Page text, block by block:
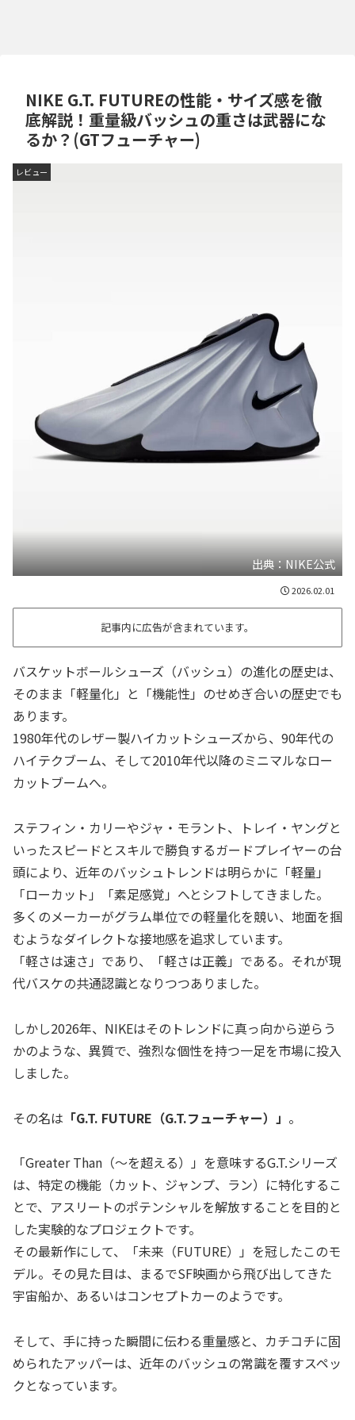
NIKE G.T. FUTUREの性能・サイズ感を徹
底解説！重量級バッシュの重さは武器にな
るか？(GTフューチャー)
レビュー
出典：NIKE公式
2026.02.01
記事内に広告が含まれています。
バスケットボールシューズ（バッシュ）の進化の歴史は、
そのまま「軽量化」と「機能性」のせめぎ合いの歴史でも
あります。
1980年代のレザー製ハイカットシューズから、90年代の
ハイテクブーム、そして2010年代以降のミニマルなロー
カットブームへ。
ステフィン・カリーやジャ・モラント、トレイ・ヤングと
いったスピードとスキルで勝負するガードプレイヤーの台
頭により、近年のバッシュトレンドは明らかに「軽量」
「ローカット」「素足感覚」へとシフトしてきました。
多くのメーカーがグラム単位での軽量化を競い、地面を掴
むようなダイレクトな接地感を追求しています。
「軽さは速さ」であり、「軽さは正義」である。それが現
代バスケの共通認識となりつつありました。
しかし2026年、NIKEはそのトレンドに真っ向から逆らう
かのような、異質で、強烈な個性を持つ一足を市場に投入
しました。
その名は 「G.T. FUTURE（G.T.フューチャー）」 。
「Greater Than（～を超える）」を意味するG.T.シリーズ
は、特定の機能（カット、ジャンプ、ラン）に特化するこ
とで、アスリートのポテンシャルを解放することを目的と
した実験的なプロジェクトです。
その最新作にして、「未来（FUTURE）」を冠したこのモ
デル。その見た目は、まるでSF映画から飛び出してきた
宇宙船か、あるいはコンセプトカーのようです。
そして、手に持った瞬間に伝わる重量感と、カチコチに固
められたアッパーは、近年のバッシュの常識を覆すスペッ
クとなっています。